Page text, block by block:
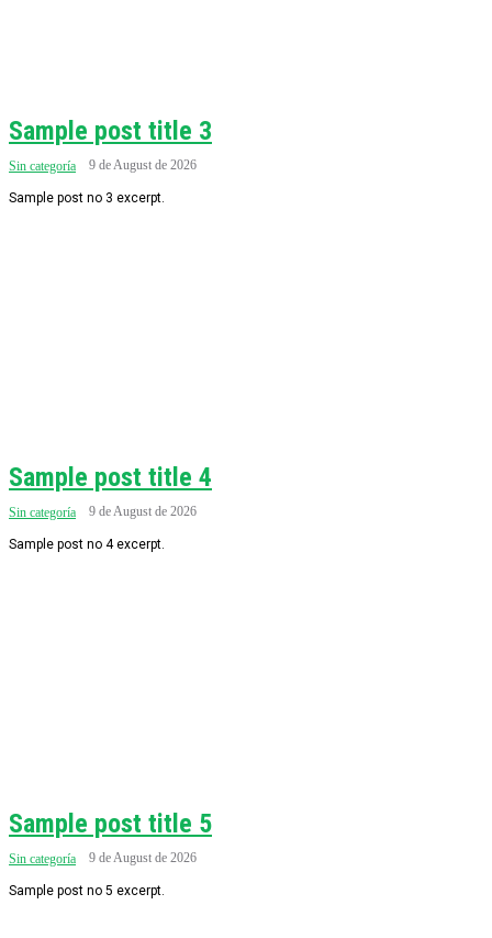
Sample post title 3
Sin categoría 9 de August de 2026
Sample post no 3 excerpt.
Sample post title 4
Sin categoría 9 de August de 2026
Sample post no 4 excerpt.
Sample post title 5
Sin categoría 9 de August de 2026
Sample post no 5 excerpt.